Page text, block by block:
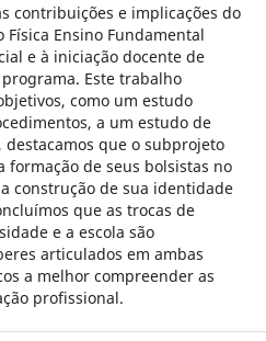
contribuições e implicações do
Física Ensino Fundamental
e à iniciação docente de
Este trabalho
como um estudo
a um estudo de
que o subprojeto
de seus bolsistas no
construção de sua identidade
que as trocas de
e a escola são
articulados em ambas
a melhor compreender as
profissional.